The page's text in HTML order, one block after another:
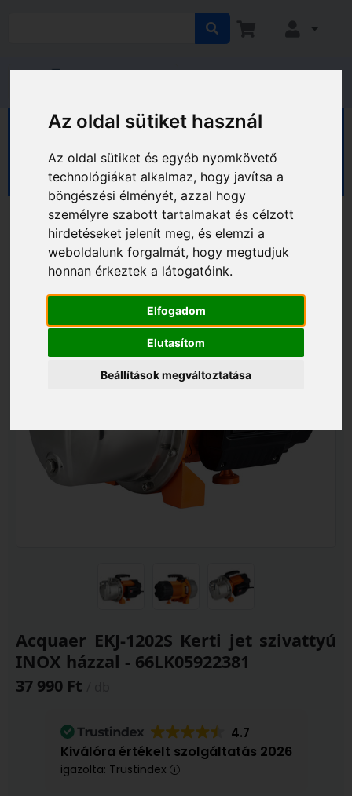
Az oldal sütiket használ
Az oldal sütiket és egyéb nyomkövető
technológiákat alkalmaz, hogy javítsa a
böngészési élményét, azzal hogy
személyre szabott tartalmakat és célzott
hirdetéseket jelenít meg, és elemzi a
weboldalunk forgalmát, hogy megtudjuk
honnan érkeztek a látogatóink.
Elfogadom
Elutasítom
Beállítások megváltoztatása
HÁZ KERT HOBBY
Kert
Öntözéstechnika
Vízkezelő eszközök
Kerti szivattyúk
Acquaer EKJ-1202S Kerti jet szivattyú
INOX házzal - 66LK05922381
37 990 Ft
4.7
Kiválóra értékelt szolgáltatás 2026
igazolta: Trustindex